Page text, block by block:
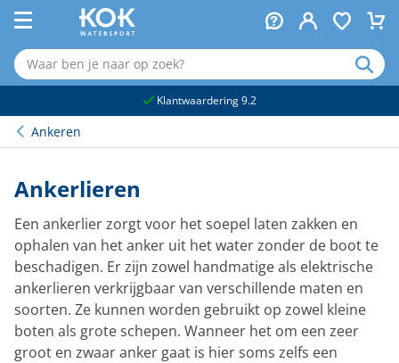
Klantwaardering 9.2
Ankeren
Ankerlieren
Een ankerlier zorgt voor het soepel laten zakken en
ophalen van het anker uit het water zonder de boot te
beschadigen. Er zijn zowel handmatige als elektrische
ankerlieren verkrijgbaar van verschillende maten en
soorten. Ze kunnen worden gebruikt op zowel kleine
boten als grote schepen. Wanneer het om een zeer
groot en zwaar anker gaat is hier soms zelfs een